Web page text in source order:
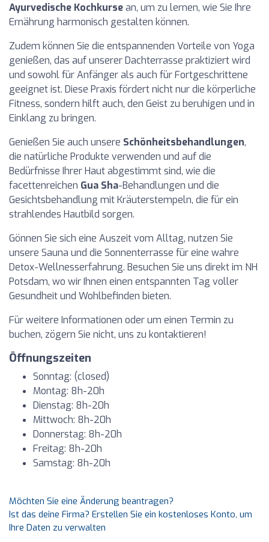
Ayurvedische Kochkursean, um zu lernen, wie Sie Ihre
Ernährung harmonisch gestalten können.
Zudem können Sie die entspannenden Vorteile von Yoga
genießen, das auf unserer Dachterrasse praktiziert wird
und sowohl für Anfänger als auch für Fortgeschrittene
geeignet ist. Diese Praxis fördert nicht nur die körperliche
Fitness, sondern hilft auch, den Geist zu beruhigen und in
Einklang zu bringen.
Genießen Sie auch unsere Schönheitsbehandlungen,
die natürliche Produkte verwenden und auf die
Bedürfnisse Ihrer Haut abgestimmt sind, wie die
facettenreichen Gua Sha-Behandlungen und die
Gesichtsbehandlung mit Kräuterstempeln, die für ein
strahlendes Hautbild sorgen.
Gönnen Sie sich eine Auszeit vom Alltag, nutzen Sie
unsere Sauna und die Sonnenterrasse für eine wahre
Detox-Wellnesserfahrung. Besuchen Sie uns direkt im NH
Potsdam, wo wir Ihnen einen entspannten Tag voller
Gesundheit und Wohlbefinden bieten.
Für weitere Informationen oder um einen Termin zu
buchen, zögern Sie nicht, uns zu kontaktieren!
Öffnungszeiten
Sonntag: (closed)
Montag: 8h-20h
Dienstag: 8h-20h
Mittwoch: 8h-20h
Donnerstag: 8h-20h
Freitag: 8h-20h
Samstag: 8h-20h
Möchten Sie eine Änderung beantragen?
Ist das deine Firma? Erstellen Sie ein kostenloses Konto, um
Ihre Daten zu verwalten